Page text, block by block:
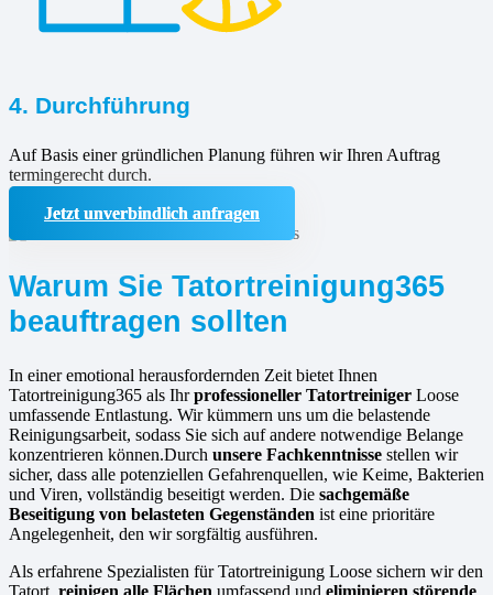
4. Durchführung
Auf Basis einer gründlichen Planung führen wir Ihren Auftrag
termingerecht durch.
Jetzt unverbindlich anfragen
Warum Sie Tatortreinigung365
beauftragen sollten
In einer emotional herausfordernden Zeit bietet Ihnen
Tatortreinigung365 als Ihrprofessioneller Tatortreiniger Loose
umfassende Entlastung. Wir kümmern uns um die belastende
Reinigungsarbeit, sodass Sie sich auf andere notwendige Belange
konzentrieren können.Durch unsere Fachkenntnisse stellen wir
sicher, dass alle potenziellen Gefahrenquellen, wie Keime, Bakterien
und Viren, vollständig beseitigt werden. Die sachgemäße
Beseitigung von belasteten Gegenständen ist eine prioritäre
Angelegenheit, den wir sorgfältig ausführen.
Als erfahrene Spezialisten für Tatortreinigung Loose sichern wir den
Tatort, reinigen alle Flächen umfassend und eliminieren störende